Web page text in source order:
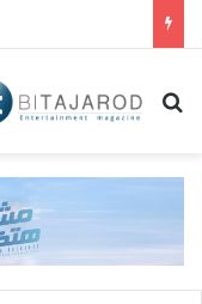
بحث عن